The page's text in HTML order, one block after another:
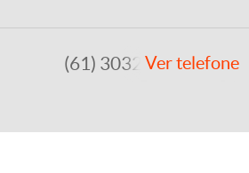
(61) 3032-7700Ver telefone